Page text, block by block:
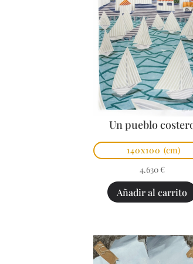
Un pueblo
140x100 (cm)
4.630 €
Añadir al carrito